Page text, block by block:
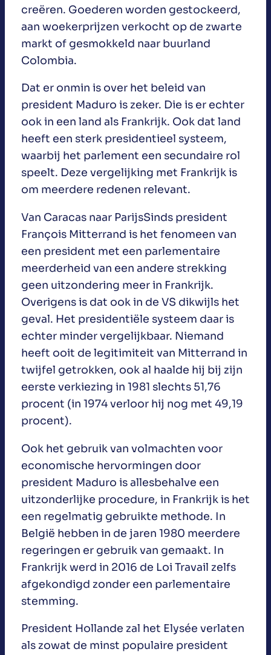
creëren. Goederen worden gestockeerd,
aan woekerprijzen verkocht op de zwarte
markt of gesmokkeld naar buurland
Colombia.
Dat er onmin is over het beleid van
president Maduro is zeker. Die is er echter
ook in een land als Frankrijk. Ook dat land
heeft een sterk presidentieel systeem,
waarbij het parlement een secundaire rol
speelt. Deze vergelijking met Frankrijk is
om meerdere redenen relevant.
Van Caracas naar ParijsSinds president
François Mitterrand is het fenomeen van
een president met een parlementaire
meerderheid van een andere strekking
geen uitzondering meer in Frankrijk.
Overigens is dat ook in de VS dikwijls het
geval. Het presidentiële systeem daar is
echter minder vergelijkbaar. Niemand
heeft ooit de legitimiteit van Mitterrand in
twijfel getrokken, ook al haalde hij bij zijn
eerste verkiezing in 1981 slechts 51,76
procent (in 1974 verloor hij nog met 49,19
procent).
Ook het gebruik van volmachten voor
economische hervormingen door
president Maduro is allesbehalve een
uitzonderlijke procedure, in Frankrijk is het
een regelmatig gebruikte methode. In
België hebben in de jaren 1980 meerdere
regeringen er gebruik van gemaakt. In
Frankrijk werd in 2016 de Loi Travail zelfs
afgekondigd zonder een parlementaire
stemming.
President Hollande zal het Elysée verlaten
als zowat de minst populaire president